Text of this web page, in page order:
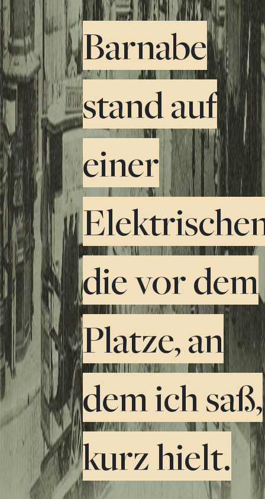
Barnabe
stand auf
einer
die vor dem
Platze, an
dem ich saß,
kurz hielt.